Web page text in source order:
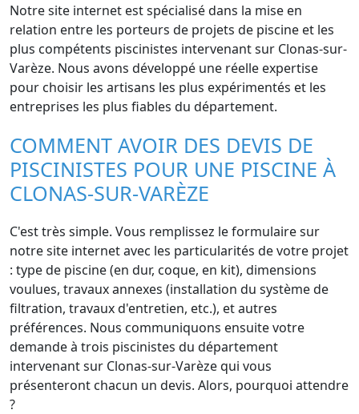
Notre site internet est spécialisé dans la mise en
relation entre les porteurs de projets de piscine et les
plus compétents piscinistes intervenant sur Clonas-sur-
Varèze. Nous avons développé une réelle expertise
pour choisir les artisans les plus expérimentés et les
entreprises les plus fiables du département.
COMMENT AVOIR DES DEVIS DE
PISCINISTES POUR UNE PISCINE À
CLONAS-SUR-VARÈZE
C'est très simple. Vous remplissez le formulaire sur
notre site internet avec les particularités de votre projet
: type de piscine (en dur, coque, en kit), dimensions
voulues, travaux annexes (installation du système de
filtration, travaux d'entretien, etc.), et autres
préférences. Nous communiquons ensuite votre
demande à trois piscinistes du département
intervenant sur Clonas-sur-Varèze qui vous
présenteront chacun un devis. Alors, pourquoi attendre
?